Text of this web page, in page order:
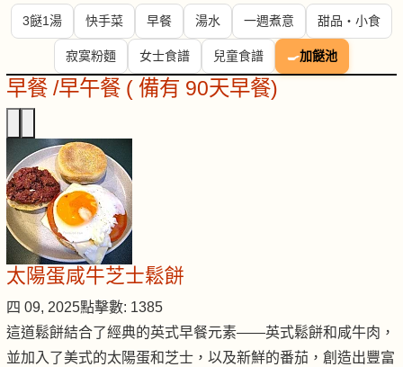
3餸1湯 快手菜 早餐 湯水 一週煮意 甜品・小食
寂寞粉麵 女士食譜 兒童食譜 🍳加餸池
早餐 /早午餐 ( 備有 90天早餐)
太陽蛋咸牛芝士鬆餅
四 09, 2025點擊數: 1385
這道鬆餅結合了經典的英式早餐元素——英式鬆餅和咸牛肉，
並加入了美式的太陽蛋和芝士，以及新鮮的番茄，創造出豐富